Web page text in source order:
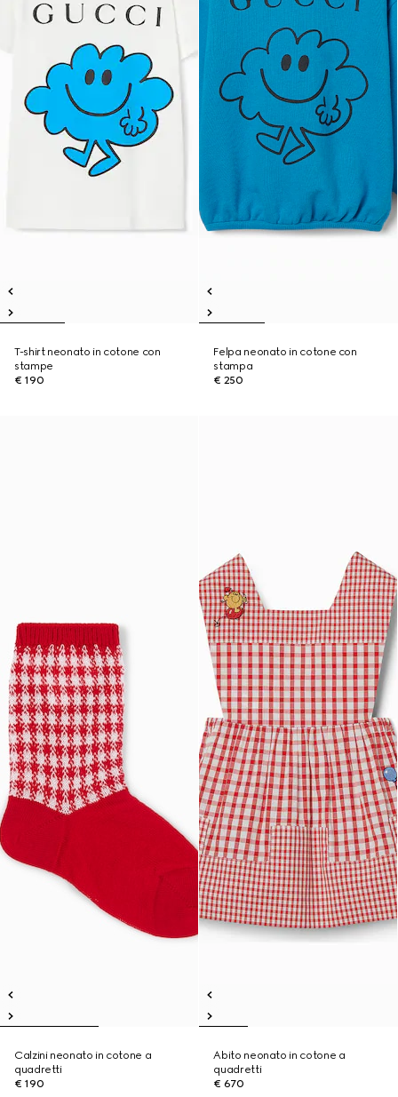
T-shirt neonato in cotone con
stampe
€ 190
Felpa neonato in cotone con
stampa
€ 250
Calzini neonato in cotone a
quadretti
€ 190
Abito neonato in cotone a
quadretti
€ 670